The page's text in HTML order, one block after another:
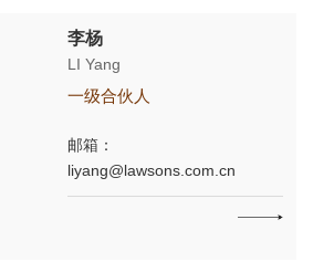
李杨
LI Yang
一级合伙人
邮箱：
liyang@lawsons.com.cn